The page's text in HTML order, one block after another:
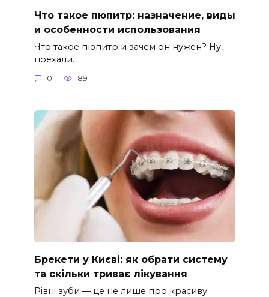
Что такое пюпитр: назначение, виды
и особенности использования
Что такое пюпитр и зачем он нужен? Ну,
поехали.
0 89
Брекети у Києві: як обрати систему
та скільки триває лікування
Рівні зуби — це не лише про красиву